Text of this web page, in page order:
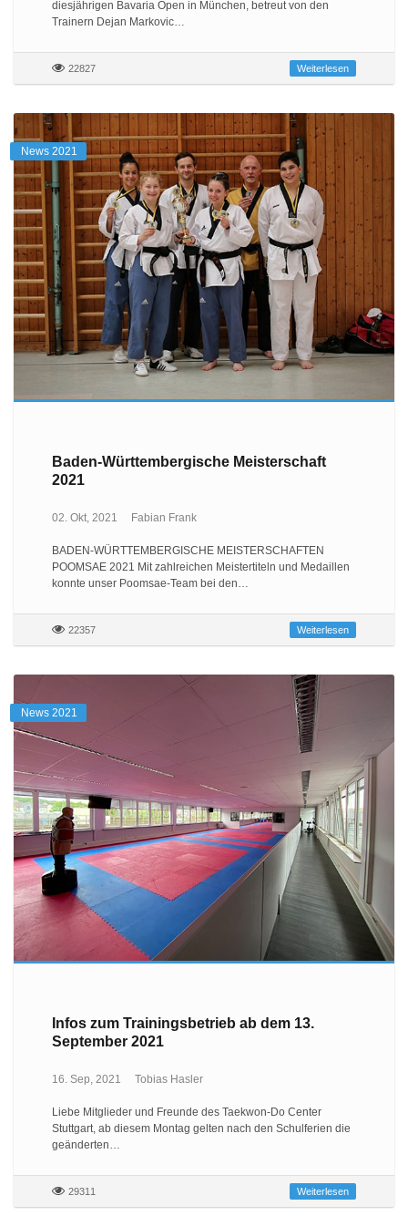
diesjährigen Bavaria Open in München, betreut von den
Trainern Dejan Markovic…
22827 Weiterlesen
News 2021
Baden-Württembergische Meisterschaft
2021
02. Okt, 2021 Fabian Frank
BADEN-WÜRTTEMBERGISCHE MEISTERSCHAFTEN
POOMSAE 2021 Mit zahlreichen Meistertiteln und Medaillen
konnte unser Poomsae-Team bei den…
22357 Weiterlesen
News 2021
Infos zum Trainingsbetrieb ab dem 13.
September 2021
16. Sep, 2021 Tobias Hasler
Liebe Mitglieder und Freunde des Taekwon-Do Center
Stuttgart, ab diesem Montag gelten nach den Schulferien die
geänderten…
29311 Weiterlesen